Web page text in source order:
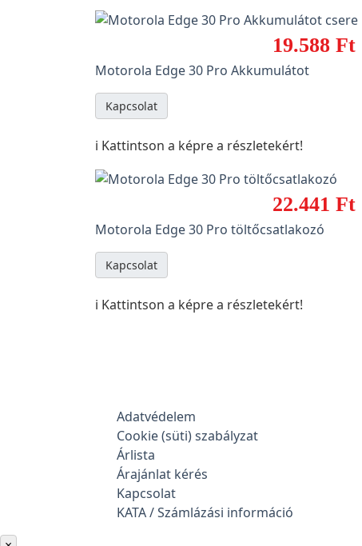
19.588 Ft
Motorola Edge 30 Pro Akkumulátot
Kapcsolat
ℹ️ Kattintson a képre a részletekért!
22.441 Ft
Motorola Edge 30 Pro töltőcsatlakozó
Kapcsolat
ℹ️ Kattintson a képre a részletekért!
Adatvédelem
Cookie (süti) szabályzat
Árlista
Árajánlat kérés
Kapcsolat
KATA / Számlázási információ